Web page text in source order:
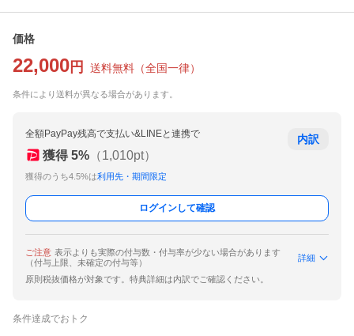
価格
22,000 円 送料無料 （全国一律）
条件により送料が異なる場合があります。
全額PayPay残高で支払い&LINEと連携で
獲得 5% （1,010pt）
獲得のうち4.5%は利用先・期間限定
内訳
ログインして確認
ご注意 表示よりも実際の付与数・付与率が少ない場合があります
（付与上限、未確定の付与等）
詳細
原則税抜価格が対象です。特典詳細は内訳でご確認ください。
条件達成でおトク